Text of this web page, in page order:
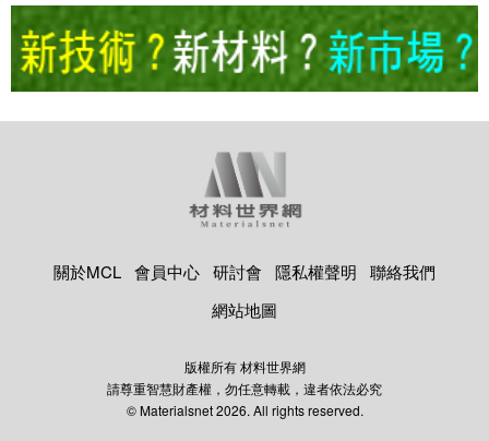
關於MCL 會員中心 研討會 隱私權聲明
聯絡我們
網站地圖
版權所有 材料世界網
請尊重智慧財產權，勿任意轉載，違者依法必究
© Materialsnet 2026. All rights reserved.